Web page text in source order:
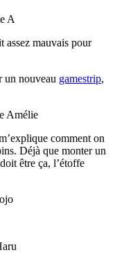
A
assez mauvais pour
un nouveau gamestrip,
Amélie
comment on
Déjà que monter un
être ça, l’étoffe